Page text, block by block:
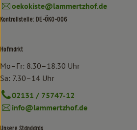
oekokiste@lammertzhof.de
Kontrollstelle: DE-ÖKO-006
Hofmarkt
Mo–Fr: 8.30–18.30 Uhr
Sa: 7.30–14 Uhr
02131 / 75747-12
info@lammertzhof.de
Unsere Standards